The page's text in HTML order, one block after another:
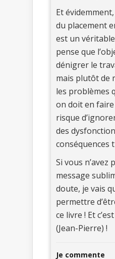
Et
du placement
est un
pense que
dénigrer le
mais plutôt de
les problèmes
on doit en
risque
des
conséquences
Si vous n’avez
message
doute, je vais
permettre
ce livre ! Et
(Jean-Pierre) !
Je commente